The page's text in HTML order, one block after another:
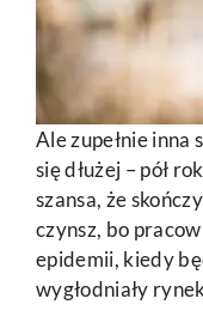
Ale zupełnie
się dłużej – pół
szansa, że
czynsz, bo
epidemii, kiedy
wygłodniały